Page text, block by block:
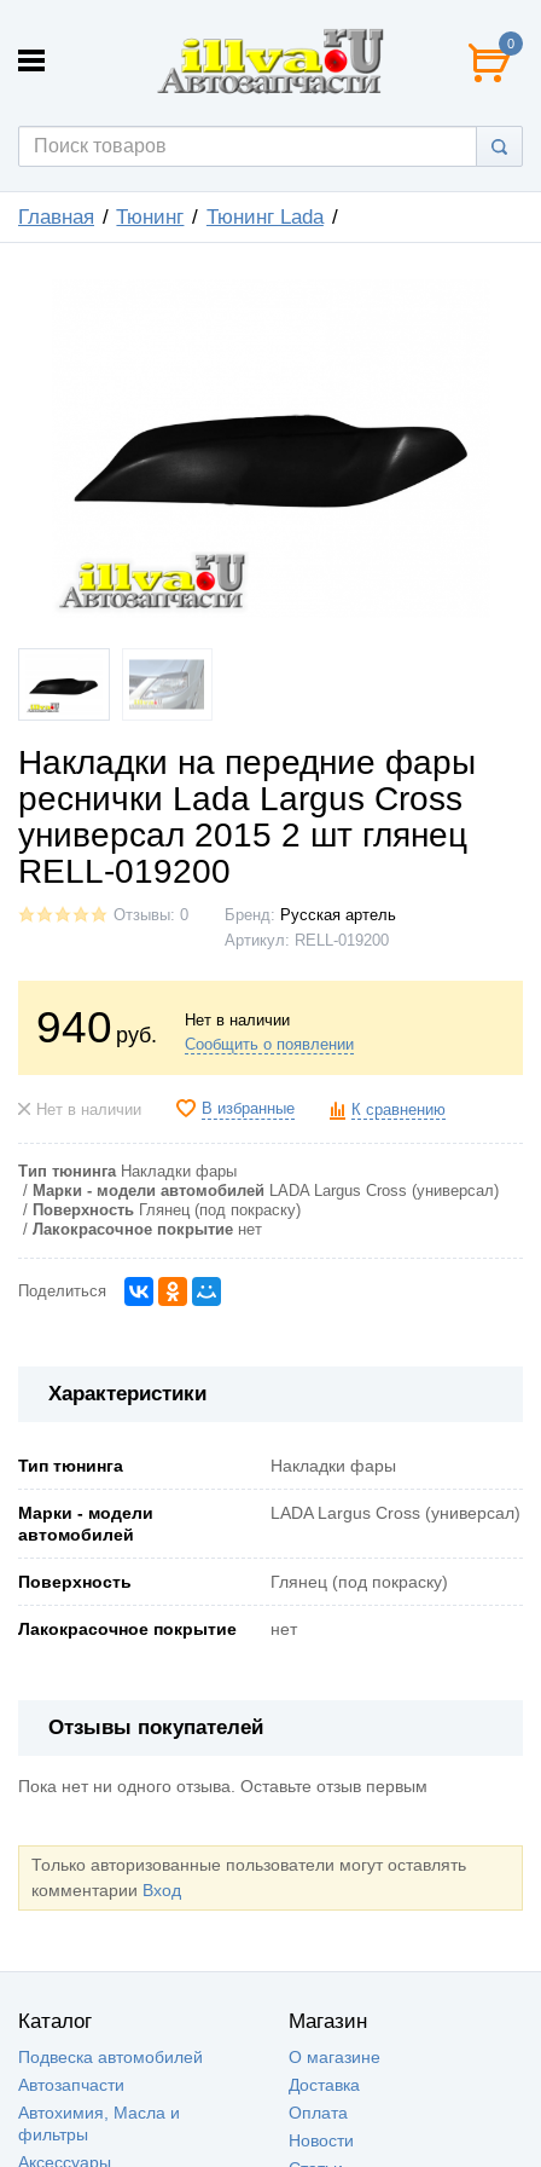
0
Главная Тюнинг Тюнинг Lada
Накладки на передние фары
реснички Lada Largus Cross
универсал 2015 2 шт глянец
RELL-019200
Отзывы: 0 Бренд: Русская артель
Артикул: RELL-019200
940 руб.
Нет в наличии
Сообщить о появлении
Нет в наличии В избранные К сравнению
Тип тюнинга Накладки фары
Марки - модели автомобилей LADA Largus Cross (универсал)
Поверхность Глянец (под покраску)
Лакокрасочное покрытие нет
Поделиться
Характеристики
Тип тюнинга Накладки фары
Марки - модели
автомобилей
LADA Largus Cross (универсал)
Поверхность Глянец (под покраску)
Лакокрасочное покрытие нет
Отзывы покупателей
Пока нет ни одного отзыва. Оставьте отзыв первым
Только авторизованные пользователи могут оставлять
комментарии Вход
Каталог
Подвеска автомобилей
Автозапчасти
Автохимия, Масла и
фильтры
Аксессуары
Магазин
О магазине
Доставка
Оплата
Новости